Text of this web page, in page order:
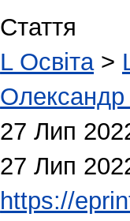
Стаття
L Освіта>
Олександр
27 Лип
27 Лип
https://